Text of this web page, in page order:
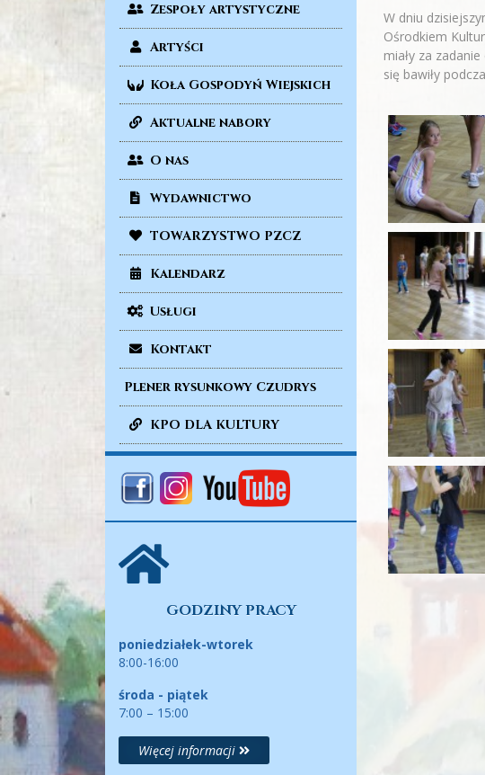
Zespoły artystyczne
Artyści
Koła Gospodyń Wiejskich
Aktualne nabory
O nas
Wydawnictwo
TOWARZYSTWO PZCZ
Kalendarz
Usługi
Kontakt
Plener rysunkowy Czudrys
KPO DLA KULTURY
GODZINY PRACY
poniedziałek-wtorek
8:00-16:00
środa - piątek
7:00 – 15:00
Więcej informacji
W dniu
Ośrodkiem
miały za
się bawiły